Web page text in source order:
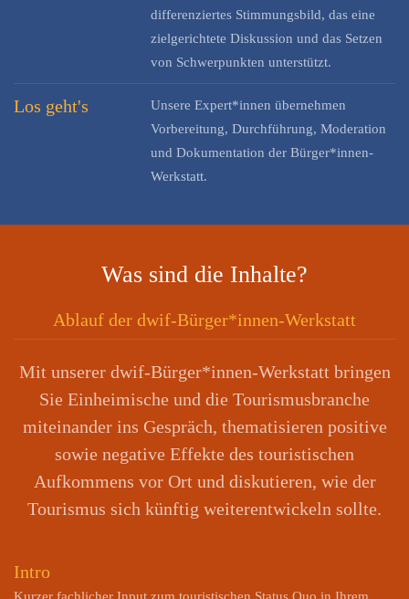
differenziertes Stimmungsbild, das eine
zielgerichtete Diskussion und das Setzen
von Schwerpunkten unterstützt.
Los geht's
Unsere Expert*innen übernehmen
Vorbereitung, Durchführung, Moderation
und Dokumentation der Bürger*innen-
Werkstatt.
Was sind die Inhalte?
Ablauf der dwif-Bürger*innen-Werkstatt
Mit unserer dwif-Bürger*innen-Werkstatt bringen
Sie Einheimische und die Tourismusbranche
miteinander ins Gespräch, thematisieren positive
sowie negative Effekte des touristischen
Aufkommens vor Ort und diskutieren, wie der
Tourismus sich künftig weiterentwickeln sollte.
Intro